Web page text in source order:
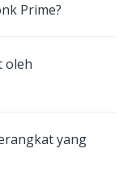
Prime?
oleh
yang